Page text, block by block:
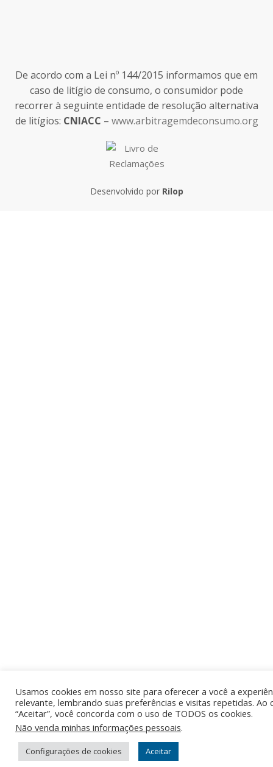
Usamos cookies em nosso site para oferecer a você a
relevante, lembrando suas preferências e visitas repetidas. Ao
“Aceitar”, você concorda com o uso de TODOS os cookies.
Não venda minhas informações pessoais.
Configurações de cookies Aceitar
De acordo com a Lei nº 144/2015 informamos que em
caso de litígio de consumo, o consumidor pode
recorrer à seguinte entidade de resolução alternativa
de litígios: CNIACC – www.arbitragemdeconsumo.org
Desenvolvido por Rilop